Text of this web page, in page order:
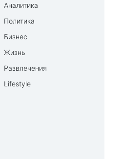
Аналитика
Политика
Бизнес
Жизнь
Развлечения
Lifestyle